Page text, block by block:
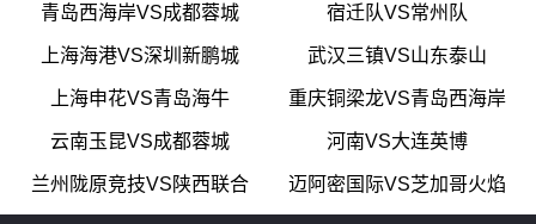
青岛西海岸VS成都蓉城 宿迁队VS常州队
上海海港VS深圳新鹏城 武汉三镇VS山东泰山
上海申花VS青岛海牛 重庆铜梁龙VS青岛西海岸
云南玉昆VS成都蓉城 河南VS大连英博
兰州陇原竞技VS陕西联合 迈阿密国际VS芝加哥火焰